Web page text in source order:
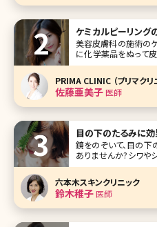
ケミカルピーリング
美容皮膚科の施術の
に化学薬品をぬって
まれ変わる機能を促進
近は家庭でできるケ
いますが、そもそもケ
用しているのでしょうか
PRIMA CLINIC （プリマクリ
佐藤亜美子医師
目の下のたるみに
鏡をのぞいて、目の下
ありませんか?シワや
くたるみは、ある日、
はいえ、目の下がたる
てしまうので、1日も
六本木スキンクリニック
鈴木稚子医師